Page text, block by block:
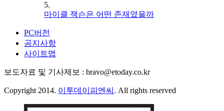
5.
마이클 잭슨은 어떤 존재였을까
PC버전
공지사항
사이트맵
보도자료 및 기사제보 : bravo@etoday.co.kr
Copyright 2014. 이투데이피엔씨 . All rights reserved